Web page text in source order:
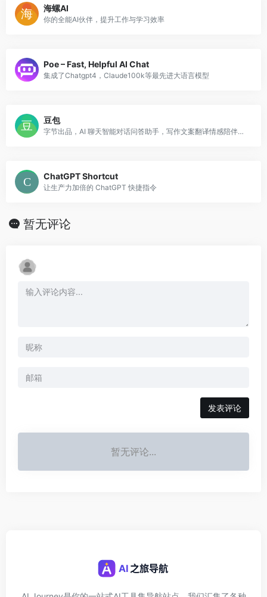
海螺AI
你的全能AI伙伴，提升工作与学习效率
Poe – Fast, Helpful AI Chat
集成了Chatgpt4，Claude100k等最先进大语言模型
豆包
字节出品，AI 聊天智能对话问答助手，写作文案翻译情感陪伴编程全能工具。豆包为你答疑解惑，提供灵感，辅助创作，也可以和你畅聊任何你感兴趣的话题。
ChatGPT Shortcut
让生产力加倍的 ChatGPT 快捷指令
暂无评论
发表评论
暂无评论...